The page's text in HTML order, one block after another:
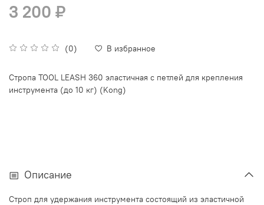
(0) В избранное
3 200 ₽
Стропа TOOL LEASH 360 эластичная с петлей для крепления
инструмента (до 10 кг) (Kong)
Описание
Строп для удержания инструмента состоящий из эластичной